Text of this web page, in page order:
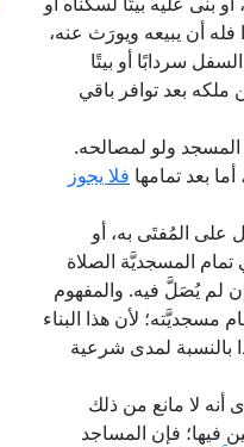
فله أن يبيعه ويورَث عنه،
سردابًا أو بيتًا
بعد توافر باقي
المسجد ولو لمصالحه.
بعد تمامها فلا يجوز
عابدين في "رد المحتار" (4/ 358) يكون بالقول على المُفتَى به، أو
المسجديَّة الصلاة
لم يُصَلَّ فيه. والمفهوم
لأن هذا البناء
بالنسبة لمدى شرعية
أنه لا مانع من ذلك
فيها؛ فإن المساجد